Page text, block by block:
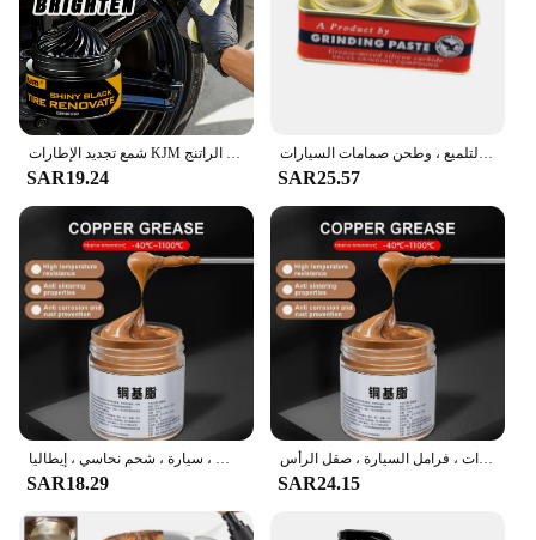
شمع تجديد الإطارات KJM وشمع التلميع الداخلي مناسب للعناية بالمطاط الراتنج ABS والداخلية البلاستيكية والإطارات.
SAR19.24
معجون طحن للدراجات النارية ، شبكة ، يزيل العيوب ، وإصلاح طلاء السيارة ، وأدوات التلميع ، وطحن صمامات السيارات
SAR25.57
SAR18.29
شحم نحاسي مانع للحجز ، شحم خيطي للبراغي ، تروس المحاور ، تطبيقات السيارات ، فرامل السيارة ، صقل الرأس g
SAR24.15